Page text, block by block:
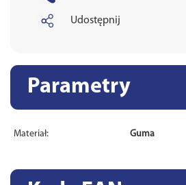
Udostępnij
Parametry
Materiał: Guma